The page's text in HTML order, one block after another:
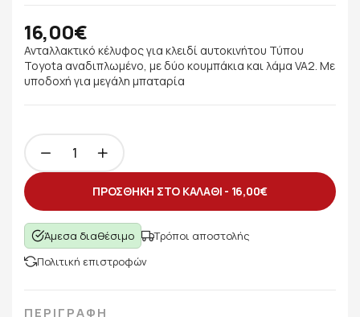
16,00€
Ανταλλακτικό κέλυφος για κλειδί αυτοκινήτου Τύπου
Toyota αναδιπλωμένο, με δύο κουμπάκια και λάμα VA2. Με
υποδοχή για μεγάλη μπαταρία
ΠΡΟΣΘΗΚΗ ΣΤΟ ΚΑΛΑΘΙ - 16,00€
Άμεσα διαθέσιμο
Τρόποι αποστολής
Πολιτική επιστροφών
ΠΕΡΙΓΡΑΦΗ